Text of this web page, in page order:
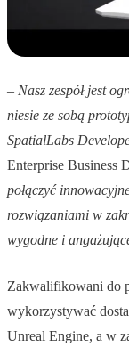
– Nasz zespół jest
niesie ze sobą
SpatialLabs
Enterprise Business
połączyć
rozwiązaniami w
wygodne i
Zakwalifikowani do
wykorzystywać
Unreal Engine, a w